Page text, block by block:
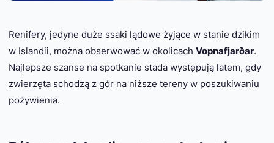
Renifery, jedyne duże ssaki lądowe żyjące w stanie dzikim
w Islandii, można obserwować w okolicach Vopnafjarðar.
Najlepsze szanse na spotkanie stada występują latem, gdy
zwierzęta schodzą z gór na niższe tereny w poszukiwaniu
pożywienia.